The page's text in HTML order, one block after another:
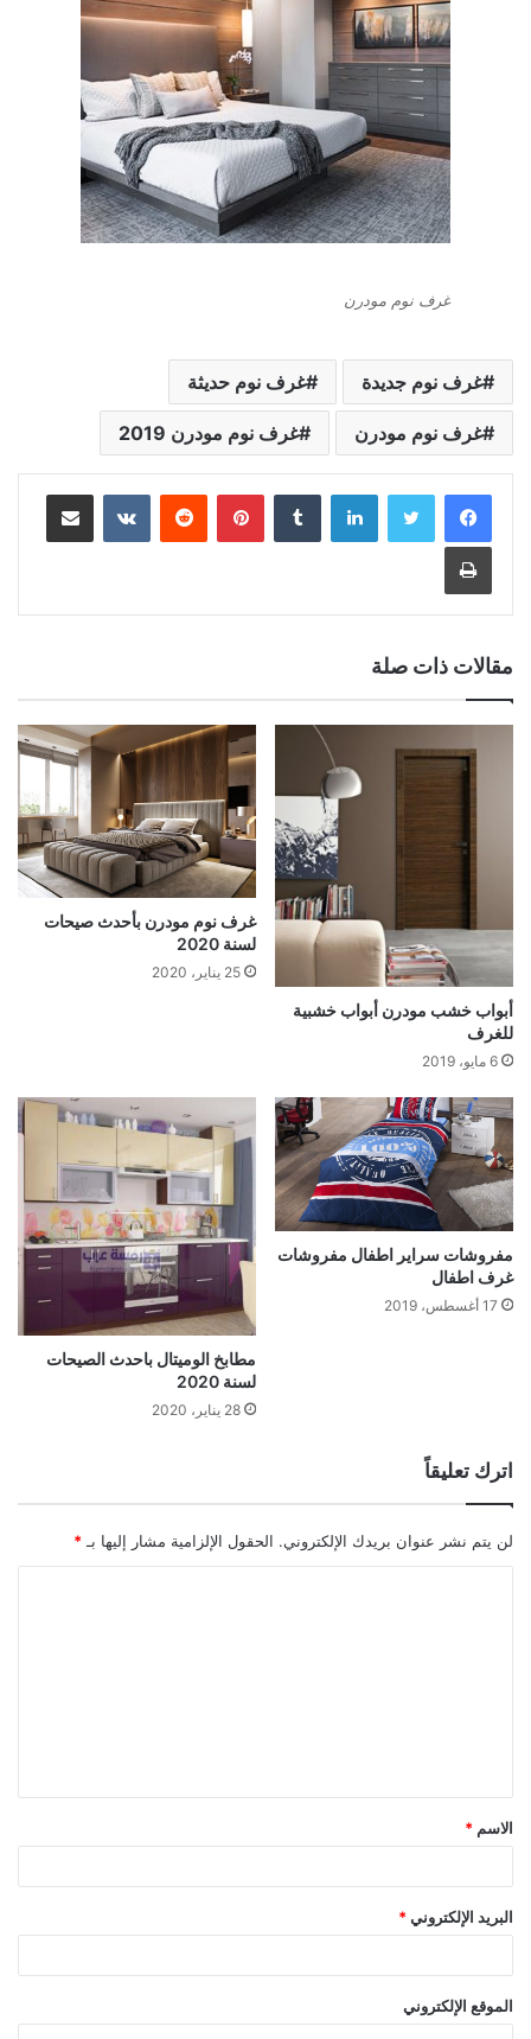
غرف نوم مودرن
غرف نوم جديدة غرف نوم حديثة
غرف نوم مودرن غرف نوم مودرن 2019
لينكدإن بينتيريست مشاركة عبر البريد
طباعة
مقالات ذات صلة
أبواب خشب مودرن أبواب خشبية
للغرف
6 مايو، 2019
غرف نوم مودرن بأحدث صيحات
لسنة 2020
25 يناير، 2020
مفروشات سراير اطفال مفروشات
غرف اطفال
17 أغسطس، 2019
مطابخ الوميتال باحدث الصيحات
لسنة 2020
28 يناير، 2020
اترك تعليقاً
لن يتم نشر عنوان بريدك الإلكتروني. الحقول الإلزامية مشار إليها بـ *
ق
*
الاسم *
البريد الإلكتروني *
الموقع الإلكتروني